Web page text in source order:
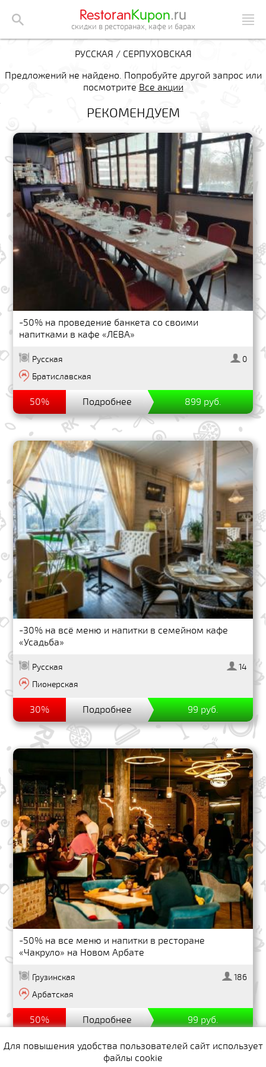
RestoranKupon.ru
скидки в ресторанах, кафе и барах
РУССКАЯ / СЕРПУХОВСКАЯ
Предложений не найдено. Попробуйте другой запрос или
посмотрите Все акции
РЕКОМЕНДУЕМ
-50% на проведение банкета со своими
напитками в кафе «ЛЕВА»
Русская
Братиславская
0
50% Подробнее 899 руб.
-30% на всё меню и напитки в семейном кафе
«Усадьба»
Русская
Пионерская
14
30% Подробнее 99 руб.
-50% на все меню и напитки в ресторане
«Чакруло» на Новом Арбате
Грузинская
Арбатская
186
50% Подробнее 99 руб.
Для повышения удобства пользователей сайт использует
файлы cookie